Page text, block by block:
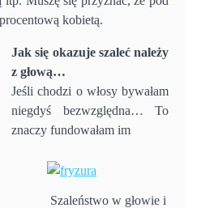
kobietą.
Jak się okazuje szaleć należy
z głową…
Jeśli chodzi o włosy bywałam
niegdyś bezwzględna… To
znaczy fundowałam im
Szaleństwo w głowie i